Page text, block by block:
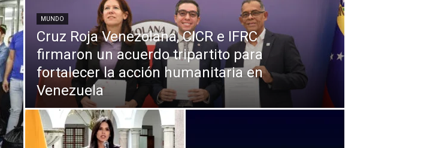
MUNDO
Cruz Roja Venezolana, CICR e IFRC
firmaron un acuerdo tripartito para
fortalecer la acción humanitaria en
Venezuela